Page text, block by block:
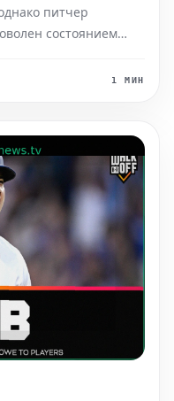
питчер
состоянием
со счетом 3-0.
1 МИН